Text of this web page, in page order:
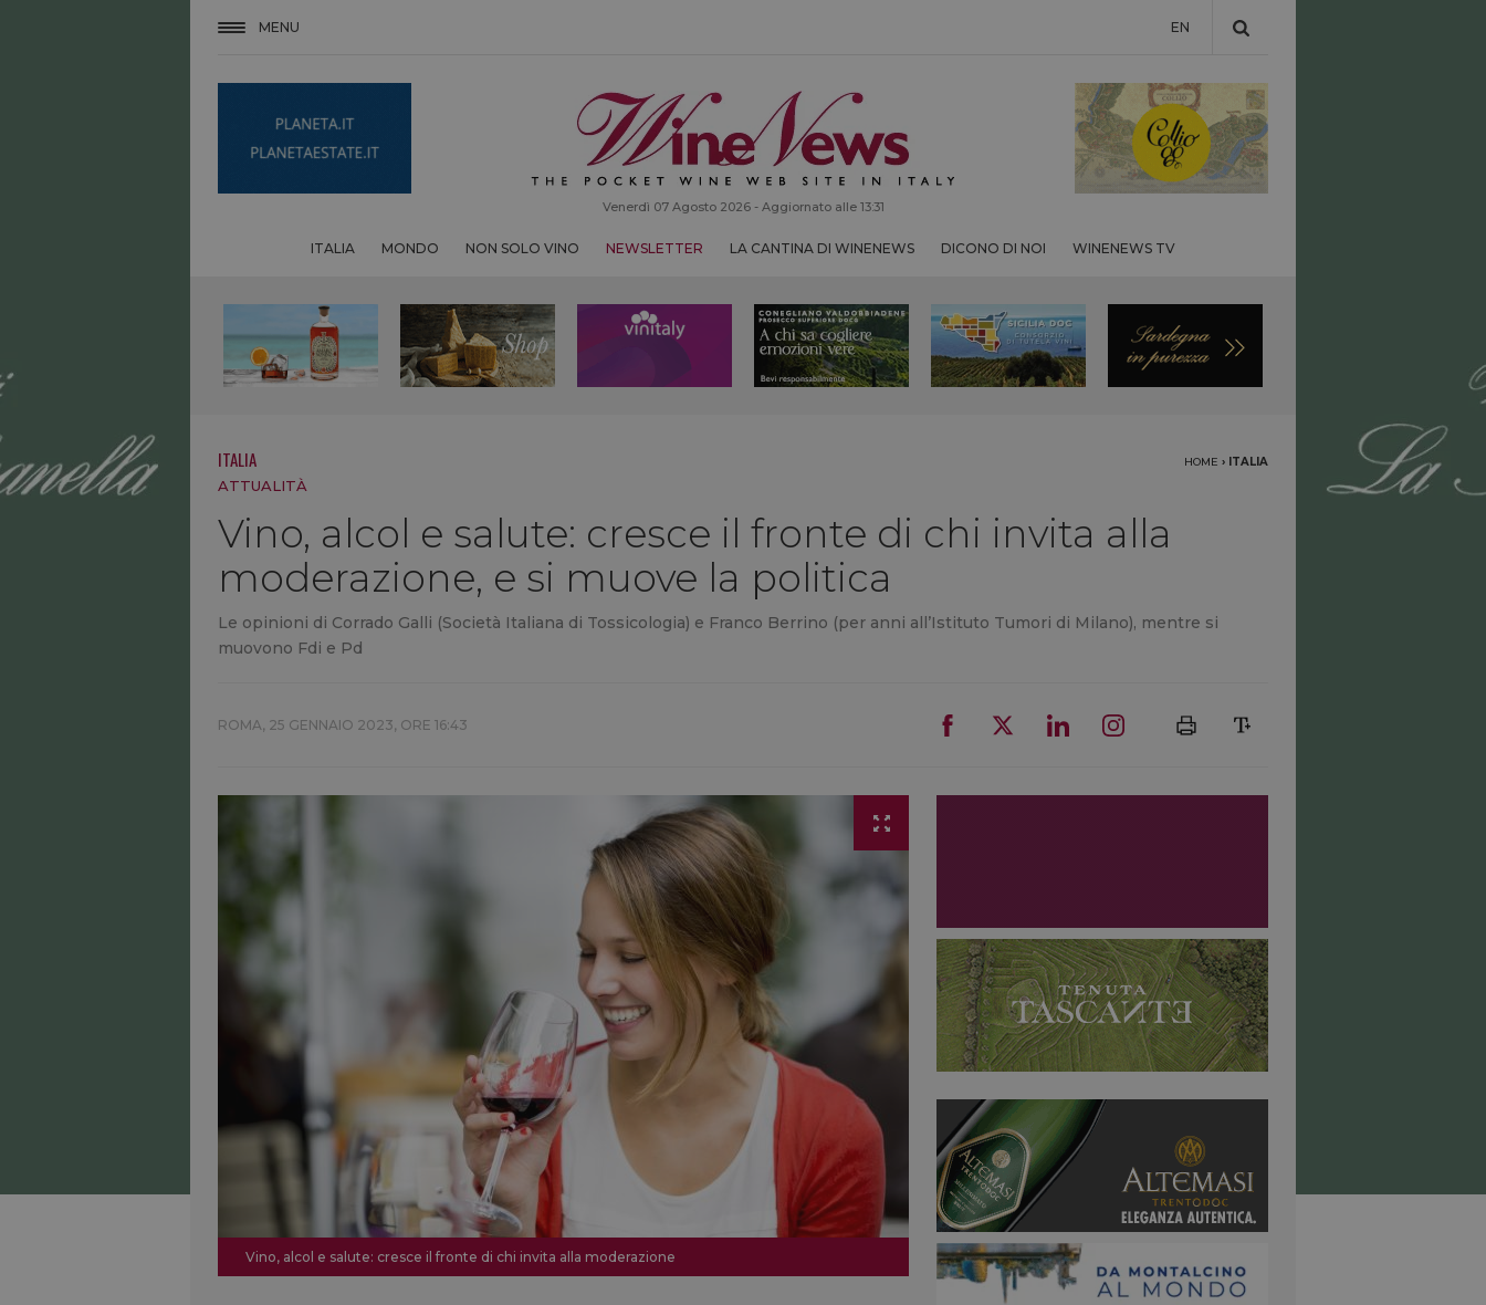
MENU EN
Venerdì 07 Agosto 2026 - Aggiornato alle 13:31
ITALIA MONDO NON SOLO VINO NEWSLETTER LA CANTINA DI WINENEWS DICONO DI NOI WINENEWS TV
ITALIA HOME › ITALIA
ATTUALITÀ
Vino, alcol e salute: cresce il fronte di chi invita alla
moderazione, e si muove la politica
Le opinioni di Corrado Galli (Società Italiana di Tossicologia) e Franco Berrino (per anni all’Istituto Tumori di Milano), mentre si
muovono Fdi e Pd
ROMA, 25 GENNAIO 2023, ORE 16:43
Vino, alcol e salute: cresce il fronte di chi invita alla moderazione